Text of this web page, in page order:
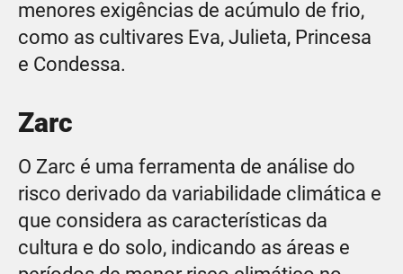
menores exigências de acúmulo de frio,
como as cultivares Eva, Julieta, Princesa
e Condessa.
Zarc
O Zarc é uma ferramenta de análise do
risco derivado da variabilidade climática e
que considera as características da
cultura e do solo, indicando as áreas e